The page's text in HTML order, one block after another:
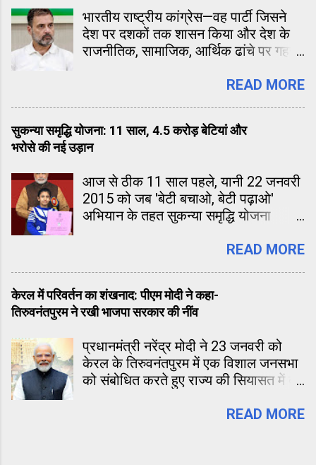
भारतीय राष्ट्रीय कांग्रेस—वह पार्टी जिसने
देश पर दशकों तक शासन किया और देश के
राजनीतिक, सामाजिक, आर्थिक ढांचे पर गहरी
और दर्दनाक संकट से गुजर रही है। हालत यह
लगभग तय मानी जाती है। लोकसभा हो या
विधानसभा या स्थानीय निकाय, हार की
फेहरिस्त लगातार लंबी होती जा रही है। आज
यह पार्टी केवल चुनाव नहीं हार रही, बल्कि
अपनी पहचान, अपना प्रभाव और अपना
आत्मविश्वास तीनों खोती जा रही है।
READ MORE
सुकन्या समृद्धि योजना: 11 साल, 4.5 करोड़ बेटियां और
भरोसे की नई उड़ान
आज से ठीक 11 साल पहले, यानी 22 जनवरी
2015 को जब 'बेटी बचाओ, बेटी पढ़ाओ'
अभियान के तहत सुकन्या समृद्धि योजना
नहीं था कि यह योजना देश के करोड़ों घरों की
योजना अपनी 11वीं वर्षगांठ मना रही है, तो
आंकड़े इसकी सफलता की गवाही खुद दे रहे
हैं।
READ MORE
केरल में परिवर्तन का शंखनाद: पीएम मोदी ने कहा-
तिरुवनंतपुरम ने रखी भाजपा सरकार की नींव
प्रधानमंत्री नरेंद्र मोदी ने 23 जनवरी को
केरल के तिरुवनंतपुरम में एक विशाल जनसभा
को संबोधित करते हुए राज्य की सियासत में बड़े
तिरुवनंतपुरम नगर निगम में भाजपा की जीत
READ MORE